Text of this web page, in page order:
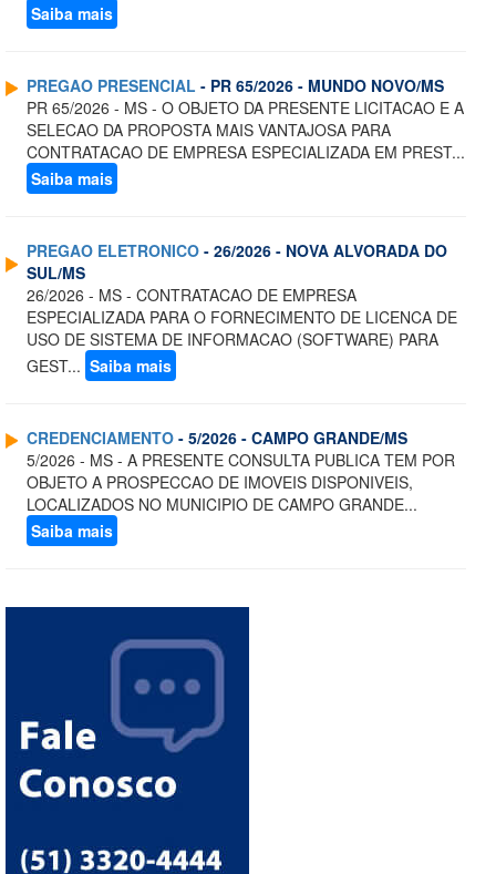
Saiba mais
PREGAO PRESENCIAL - PR 65/2026 - MUNDO NOVO/MS
PR 65/2026 - MS - O OBJETO DA PRESENTE LICITACAO E A
SELECAO DA PROPOSTA MAIS VANTAJOSA PARA
CONTRATACAO DE EMPRESA ESPECIALIZADA EM PREST...
Saiba mais
PREGAO ELETRONICO - 26/2026 - NOVA ALVORADA DO
SUL/MS
26/2026 - MS - CONTRATACAO DE EMPRESA
ESPECIALIZADA PARA O FORNECIMENTO DE LICENCA DE
USO DE SISTEMA DE INFORMACAO (SOFTWARE) PARA
GEST... Saiba mais
CREDENCIAMENTO - 5/2026 - CAMPO GRANDE/MS
5/2026 - MS - A PRESENTE CONSULTA PUBLICA TEM POR
OBJETO A PROSPECCAO DE IMOVEIS DISPONIVEIS,
LOCALIZADOS NO MUNICIPIO DE CAMPO GRANDE...
Saiba mais